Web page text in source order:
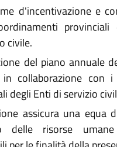
d'incentivazione e
civile.
del piano annuale
collaborazione con i
degli Enti di servizio
assicura una equa
delle risorse